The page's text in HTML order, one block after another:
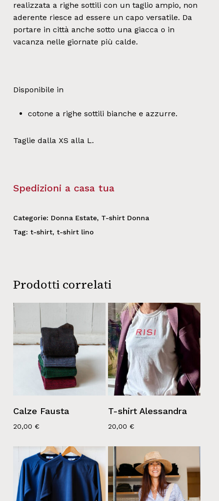
realizzata a righe sottili con un taglio ampio, non
aderente riesce ad essere un capo versatile. Da
portare in città anche sotto una giacca o in
vacanza nelle giornate più calde.
Disponibile in
cotone a righe sottili bianche e azzurre.
Taglie dalla XS alla L.
Spedizioni a casa tua
Categorie: Donna Estate, T-shirt Donna
Tag: t-shirt, t-shirt lino
Prodotti correlati
Calze Fausta
20,00 €
T-shirt Alessandra
20,00€